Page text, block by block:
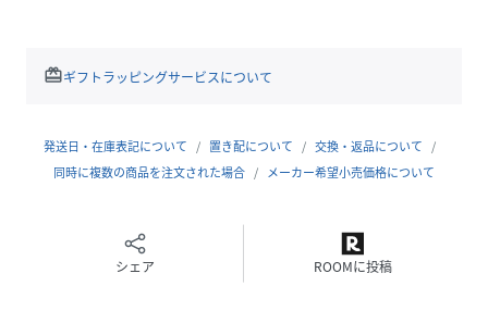
アイテムです。特に魅力的なのは、個性豊かなベース素材の
024（ブルー）：国内製造のアンティークなジャージのよう
な、スポーティーで軽快な印象の素材を採用しています。
トを施しています。シャトル織機ならではの低速で丁寧な織
りが、糸に負担をかけず、独特の柔らかい風合いを生み出し
redeemギフトラッピングサービスについて
発送日・在庫表記について 置き配について
交換・返品について
同時に複数の商品を注文された場合
メーカー希望小売価格について
シェア ROOMに投稿